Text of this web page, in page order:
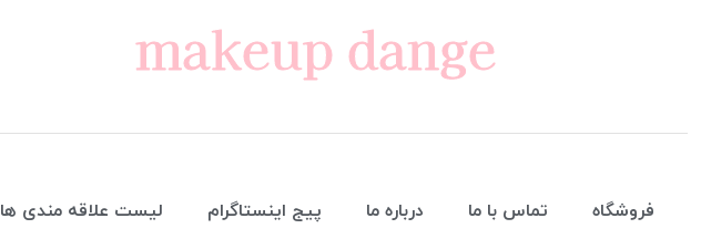
makeup dange
فروشگاه تماس با ما درباره ما پیج اینستاگرام لیست علاقه مندی ها